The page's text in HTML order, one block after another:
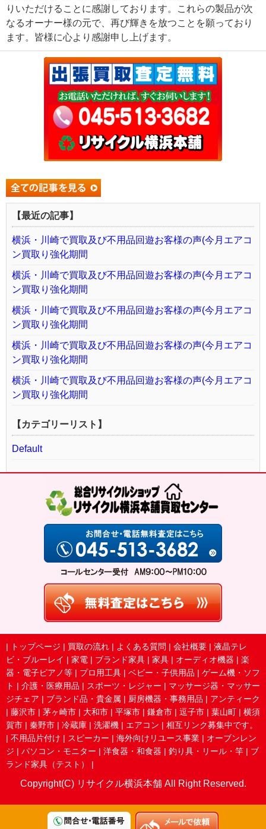
りいただけることに感謝しております。これらの製品が次
なるオーナー様の元で、再び輝きを放つことを願っており
ます。皆様に心より感謝申し上げます。
【最近の記事】
横浜・川崎で買取及び不用品回遊お客様の声(今月エアコ
ン買取り強化期間
横浜・川崎で買取及び不用品回遊お客様の声(今月エアコ
ン買取り強化期間
横浜・川崎で買取及び不用品回遊お客様の声(今月エアコ
ン買取り強化期間
横浜・川崎で買取及び不用品回遊お客様の声(今月エアコ
ン買取り強化期間
横浜・川崎で買取及び不用品回遊お客様の声(今月エアコ
ン買取り強化期間
【カテゴリーリスト】
Default
| トップページ | 買取の流れ | よくある質問 | 会社概要 | 液晶テレ
ビ・ブルーレイ | 家電 | ブランド家具 | 家具 | オーディオ機器 | 楽
器・電子ピアノ等 | プロ用工具 | ベビー・子供用品 | ゲーム機・ソフ
ト | 介護・医療用品 | スポーツ・レジャー | マッサージ器・マッサー
ジチェア | ブランド品・貴金属 | 厨房機器・事務用品 | アンティーク
| 藤沢市 | 茅ヶ崎市 | 大和市 | 平塚市 | 鎌倉市 | 逗子市 | 葉山町 | 横須
賀市 | 秦野市 | 冷蔵庫 | 洗濯機 | エアコン | 相互リンク募集中です。
| 不用品片付け | スピーカー | 海外向けリユース事業 | オーブンレン
ジ | パソコン・モニター | 洋食器・和食器 | 釣り具・リール・竿 | ブ
ランド家具（テスト）
|
Copyright(C) リサイクル横浜本舗 All Right Reserved.